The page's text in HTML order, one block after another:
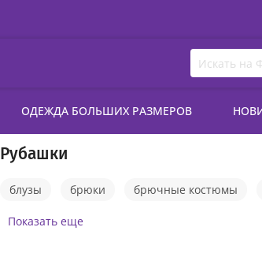
ОДЕЖДА БОЛЬШИХ РАЗМЕРОВ
Рубашки
блузы брюки брючные костюмы
пиджаки
Показать еще